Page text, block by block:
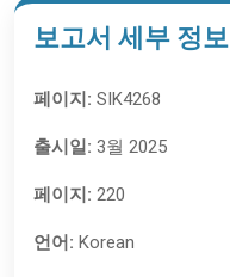
보고서 세부 정보
페이지: SIK4268
출시일: 3월 2025
페이지: 220
언어: Korean